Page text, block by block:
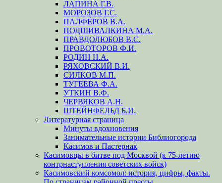
ЛАПИНА Г.В.
МОРОЗОВ Г.С.
ПАЛФЁРОВ В.А.
ПОДШИВАЛКИНА М.А.
ПРАВДОЛЮБОВ В.С.
ПРОВОТОРОВ Ф.И.
РОДИН Н.А.
РЯХОВСКИЙ В.И.
СИЛКОВ М.П.
ТУГЕЕВА Ф.А.
УТКИН В.Ф.
ЧЕРВЯКОВ А.Н.
ШТЕЙНФЕЛЬД Б.И.
Литературная страница
Минуты вдохновения
Занимательные истории Библиогорода
Касимов и Пастернак
Касимовцы в битве под Москвой (к 75-летию
контрнаступления советских войск)
Касимовский комсомол: история, цифры, факты.